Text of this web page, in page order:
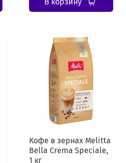
Кофе в зернах Melitta
Bella Crema Speciale,
1 кг